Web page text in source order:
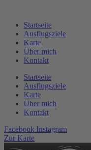
springenStartseite
Ausflugsziele
Karte
Über mich
Kontakt
Startseite
Ausflugsziele
Karte
Über mich
Kontakt
Facebook Instagram
Zur Karte